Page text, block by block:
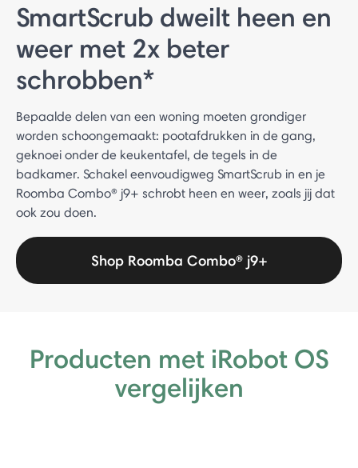
SmartScrub dweilt heen en
weer met 2x beter
schrobben*
Bepaalde delen van een woning moeten grondiger
worden schoongemaakt: pootafdrukken in de gang,
geknoei onder de keukentafel, de tegels in de
badkamer. Schakel eenvoudigweg SmartScrub in en je
Roomba Combo® j9+ schrobt heen en weer, zoals jij dat
ook zou doen.
Shop Roomba Combo® j9+
Producten met iRobot OS
vergelijken